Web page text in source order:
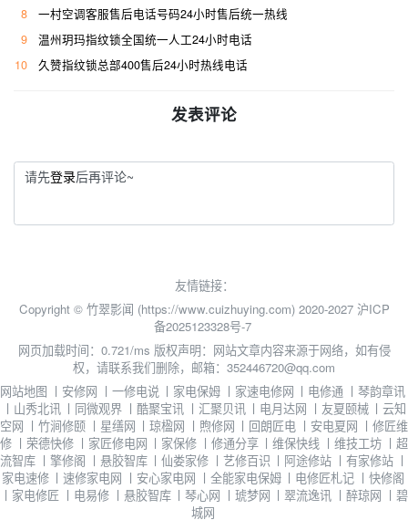
8
一村空调客服售后电话号码24小时售后统一热线
9
温州玥玛指纹锁全国统一人工24小时电话
10
久赞指纹锁总部400售后24小时热线电话
发表评论
请先登录后再评论~
友情链接：
Copyright © 竹翠影闻 (https://www.cuizhuying.com) 2020-2027 沪ICP
备2025123328号-7
网页加载时间：0.721/ms 版权声明：网站文章内容来源于网络，如有侵
权，请联系我们删除，邮箱：352446720@qq.com
网站地图 丨 安修网 丨 一修电说 丨 家电保姆 丨 家速电修网 丨 电修通 丨琴韵章讯
丨 山秀北讯 丨 同微观界 丨 酷聚宝讯 丨 汇聚贝讯 丨 电月达网 丨 友夏颐械 丨云知
空网 丨 竹涧修颐 丨 星缮网 丨琼楹网 丨 煦修网 丨 回朗匠电 丨 安电夏网 丨 修匠维
修 丨 荣德快修 丨 家匠修电网 丨 家保修 丨 修通分享 丨维保快线 丨维技工坊 丨 超
流智库 丨 擎修阁 丨 悬胶智库 丨仙娄家修 丨 艺修百识 丨 阿途修站 丨 有家修站 丨
家电速修 丨 速修家电网 丨 安心家电网 丨 全能家电保姆 丨 电修匠札记 丨 快修阁
丨 家电修匠 丨 电易修 丨 悬胶智库 丨琴心网 丨 琥梦网 丨翠流逸讯 丨醉琼网 丨 碧
城网